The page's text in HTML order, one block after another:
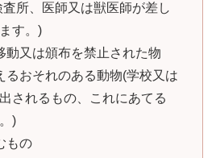
所、医師又は獣医師が差し
す。)
動又は頒布を禁止された物
るおそれのある動物(学校又は
されるもの、これにあてる
)
もの